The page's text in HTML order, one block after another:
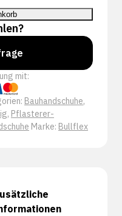
mit:
Bauhandschuhe,
, Pflasterer-
Marke: Bullflex